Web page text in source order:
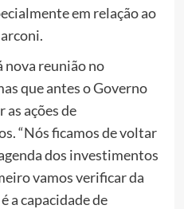
em relação ao
nova reunião no
que antes o Governo
ações de
“Nós ficamos de voltar
dos investimentos
vamos verificar da
a capacidade de